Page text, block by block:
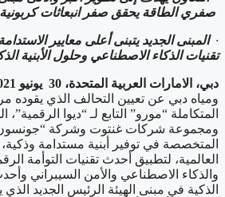
صفري الطاقة يحقق صفر انبعاثات كربونية
·المبنى الجديد يتبنى أعلى معايير
تقنيات الذكاء الاصطناعي وحلول الأبنية
دبي، الامارات العربية المتحدة، 30 يونيو 2021:
ومياه دبي عن تعيين التحالف الذي يقوده
المتكاملة “مورو” التابع لـ “ديوا الرقمية”،
ومجموعة شركات غنتوت وشركة “جونسون
المتخصصة في توفير أبنية مستدامة
العالمية، لتطبيق أحدث تقنيات التوأمة
والذكاء الاصطناعي والأمن السيبراني
الذكية في مبنى الهيئة الرئيس الجديد